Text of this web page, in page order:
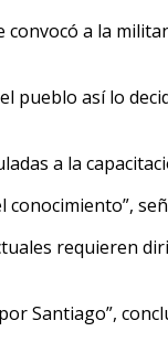
a la
pueblo así lo
a la
conocimiento”,
requieren
Santiago”,